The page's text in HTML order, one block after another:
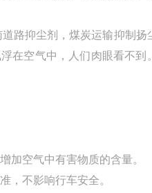
路抑尘剂，煤炭运输抑制扬
在空气中，人们肉眼看不到
加空气中有害物质的含量。
，不影响行车安全。